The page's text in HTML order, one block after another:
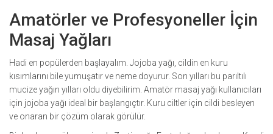
Amatörler ve Profesyoneller İçin
Masaj Yağları
Hadi en popülerden başlayalım. Jojoba yağı, cildin en kuru
kısımlarını bile yumuşatır ve neme doyurur. Son yılları bu parıltılı
mucize yağın yılları oldu diyebilirim. Amatör masaj yağı kullanıcıları
için jojoba yağı ideal bir başlangıçtır. Kuru ciltler için cildi besleyen
ve onaran bir çözüm olarak görülür.